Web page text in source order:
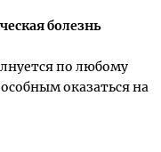
болезнь
по любому
оказаться на